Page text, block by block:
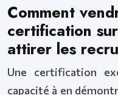
Comment
certification
attirer les
Une certification
capacité à en